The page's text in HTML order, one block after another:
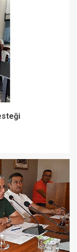
kırtasiye
yapıldı
Gençay’ın
Düğün
Kadar